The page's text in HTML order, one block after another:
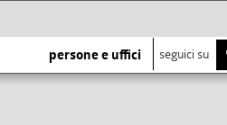
persone e uffici seguici su